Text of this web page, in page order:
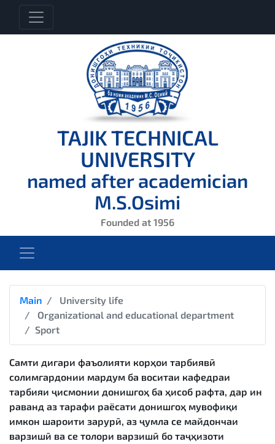
TAJIK TECHNICAL
UNIVERSITY
named after academician
M.S.Osimi
Founded at 1956
Main
University life
Organizational and educational department
Sport
Самти дигари фаъолияти корҳои тарбиявӣ
солимгардонии мардум ба воситаи кафедраи
тарбияи ҷисмонии донишгоҳ ба ҳисоб рафта, дар ин
раванд аз тарафи раёсати донишгоҳ мувофиқи
имкон шароити зарурӣ, аз ҷумла се майдончаи
варзишӣ ва се толори варзишӣ бо таҷҳизоти